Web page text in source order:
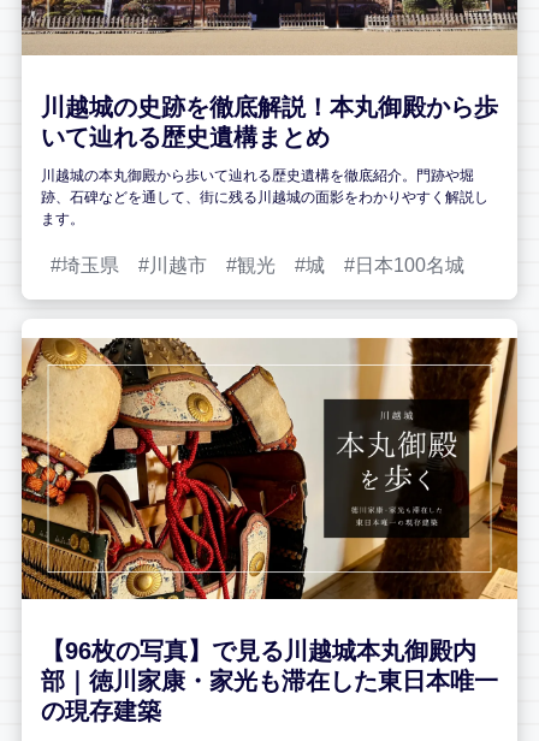
川越城の史跡を徹底解説！本丸御殿から歩
いて辿れる歴史遺構まとめ
川越城の本丸御殿から歩いて辿れる歴史遺構を徹底紹介。門跡や堀
跡、石碑などを通して、街に残る川越城の面影をわかりやすく解説し
ます。
埼玉県 川越市 観光 城 日本100名城
【96枚の写真】で見る川越城本丸御殿内
部｜徳川家康・家光も滞在した東日本唯一
の現存建築